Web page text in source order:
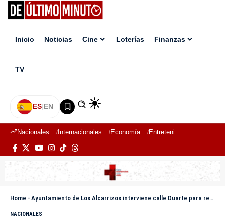
Inicio Noticias Cine Loterías Finanzas
TV
ES|EN
Nacionales Internacionales Economía Entretenimiento
Home - Ayuntamiento de Los Alcarrizos interviene calle Duarte para resolver deterioro
NACIONALES